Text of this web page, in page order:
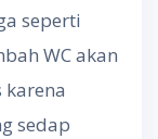
seperti
WC akan
sedap